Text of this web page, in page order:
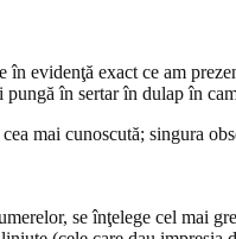
în evidenţă exact ce am
pungă în sertar în dulap în
mai cunoscută; singura
se înţelege cel mai